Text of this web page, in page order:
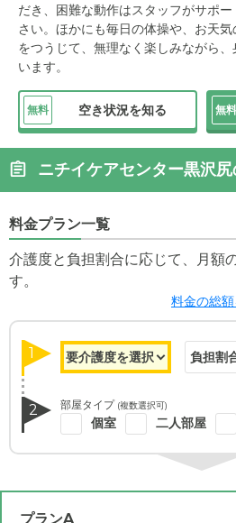
だき、困難な動作はスタッフがサポ
さい。ほかにも毎日の体操や、お天
をつうじて、無理なく楽しみながら
います。
無料 空き状況を知る 無料
ニチイケアセンター黒沢
料金プラン一覧
介護度と負担割合に応じて、月額
す。
料金の総
1
2 部屋タイプ (複数選択可)
個室 二人部屋
プランA